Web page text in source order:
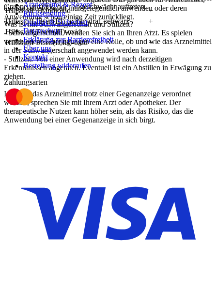
Gruppe verstärkt oder abgeschwächt auftreten.
Was ist mit Schwangerschaft und Stillzeit?
- Schwangerschaft: Wenden Sie sich an Ihren Arzt. Es spielen
verschiedene Überlegungen eine Rolle, ob und wie das Arzneimittel
in der Schwangerschaft angewendet werden kann.
- Stillzeit: Von einer Anwendung wird nach derzeitigen
Erkenntnissen abgeraten. Eventuell ist ein Abstillen in Erwägung zu
ziehen.
Ist Ihnen das Arzneimittel trotz einer Gegenanzeige verordnet
worden, sprechen Sie mit Ihrem Arzt oder Apotheker. Der
therapeutische Nutzen kann höher sein, als das Risiko, das die
Anwendung bei einer Gegenanzeige in sich birgt.
die Sie selbst kaufen, nur gelegentlich anwenden oder deren
Anwendung schon einige Zeit zurückliegt.
Hilfsstoff Titandioxid
+
Hilfsstoff Eisen(III)-oxidhydrat, schwarz
+
Hilfsstoff Eisen(III)-oxid
+
Hilfsstoff Eisen(II,III)-oxid
+
Arzneimittel & Rezept
Rücksendung
Qualität & Sicherheit
Datenschutz
Erklärung zur Barrierefreiheit
Über uns
Kontakt
Bestellung widerrufen
Zahlungsarten